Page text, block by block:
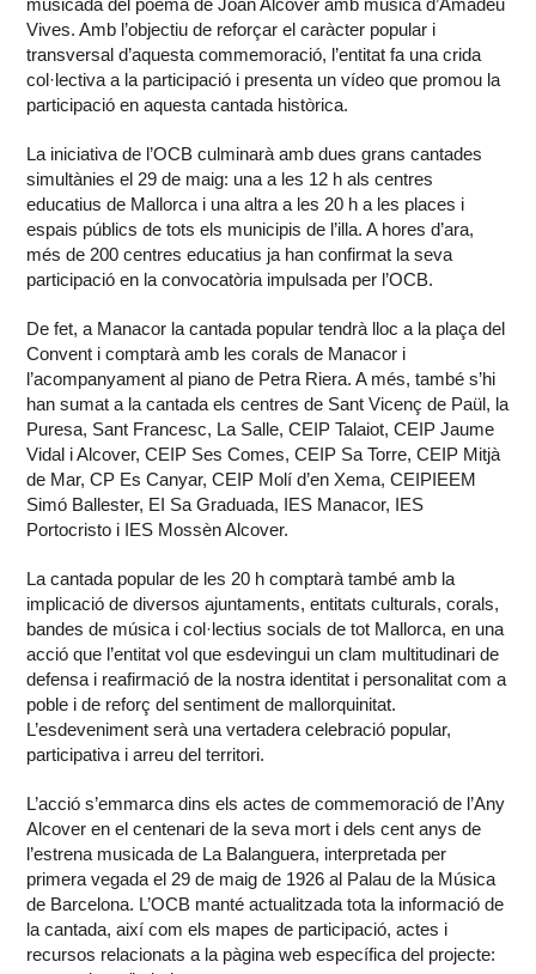
musicada del poema de Joan Alcover amb música d’Amadeu
Vives. Amb l’objectiu de reforçar el caràcter popular i
transversal d’aquesta commemoració, l’entitat fa una crida
col·lectiva a la participació i presenta un vídeo que promou la
participació en aquesta cantada històrica.
La iniciativa de l’OCB culminarà amb dues grans cantades
simultànies el 29 de maig: una a les 12 h als centres
educatius de Mallorca i una altra a les 20 h a les places i
espais públics de tots els municipis de l’illa. A hores d’ara,
més de 200 centres educatius ja han confirmat la seva
participació en la convocatòria impulsada per l’OCB.
De fet, a Manacor la cantada popular tendrà lloc a la plaça del
Convent i comptarà amb les corals de Manacor i
l’acompanyament al piano de Petra Riera. A més, també s’hi
han sumat a la cantada els centres de Sant Vicenç de Paül, la
Puresa, Sant Francesc, La Salle, CEIP Talaiot, CEIP Jaume
Vidal i Alcover, CEIP Ses Comes, CEIP Sa Torre, CEIP Mitjà
de Mar, CP Es Canyar, CEIP Molí d’en Xema, CEIPIEEM
Simó Ballester, EI Sa Graduada, IES Manacor, IES
Portocristo i IES Mossèn Alcover.
La cantada popular de les 20 h comptarà també amb la
implicació de diversos ajuntaments, entitats culturals, corals,
bandes de música i col·lectius socials de tot Mallorca, en una
acció que l’entitat vol que esdevingui un clam multitudinari de
defensa i reafirmació de la nostra identitat i personalitat com a
poble i de reforç del sentiment de mallorquinitat.
L’esdeveniment serà una vertadera celebració popular,
participativa i arreu del territori.
L’acció s’emmarca dins els actes de commemoració de l’Any
Alcover en el centenari de la seva mort i dels cent anys de
l’estrena musicada de La Balanguera, interpretada per
primera vegada el 29 de maig de 1926 al Palau de la Música
de Barcelona. L’OCB manté actualitzada tota la informació de
la cantada, així com els mapes de participació, actes i
recursos relacionats a la pàgina web específica del projecte: